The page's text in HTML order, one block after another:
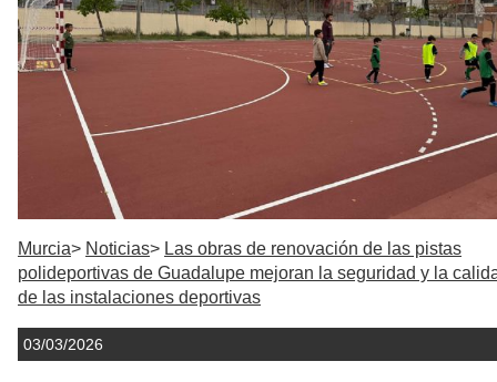
Murcia Noticias
Las obras de renovación de las pistas
polideportivas de Guadalupe mejoran la seguridad y la
de las instalaciones deportivas
03/03/2026